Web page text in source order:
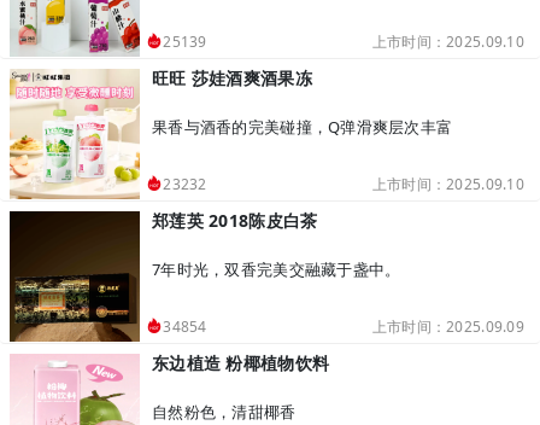
25139 上市时间：2025.09.10
旺旺 莎娃酒爽酒果冻
果香与酒香的完美碰撞，Q弹滑爽层次丰富
23232 上市时间：2025.09.10
郑莲英 2018陈皮白茶
7年时光，双香完美交融藏于盏中。
34854 上市时间：2025.09.09
东边植造 粉椰植物饮料
自然粉色，清甜椰香